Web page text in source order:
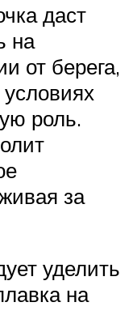
даст
на
от берега,
роль.
за
уделить
на